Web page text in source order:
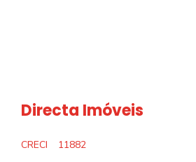
Directa Imóveis
CRECI
11882